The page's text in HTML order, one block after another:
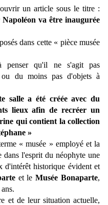
un article sous le titre :
va être inaugurée
dans cette « pièce musée
penser qu'il ne s'agit pas
ou du moins pas d'objets à
salle a été créée avec du
lieux afin de recréer un
qui contient la collection
»
« musée » employé et la
l'esprit du néophyte une
d'intérêt historique évident et
et leMusée Bonaparte,
et de leur situation actuelle,